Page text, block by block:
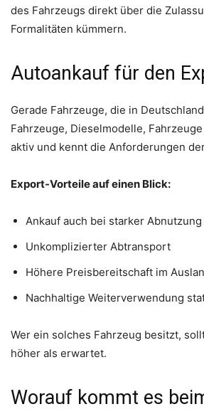
des Fahrzeugs direkt über die
Formalitäten kümmern.
Autoankauf für den
Gerade Fahrzeuge, die in
Fahrzeuge, Dieselmodelle,
aktiv und kennt die Anforderungen
Export-Vorteile auf einen Blick:
Ankauf auch bei starker
Unkomplizierter Abtransport
Höhere Preisbereitschaft im
Nachhaltige Weiterverwendung
Wer ein solches Fahrzeug besitzt,
höher als erwartet.
Worauf kommt es